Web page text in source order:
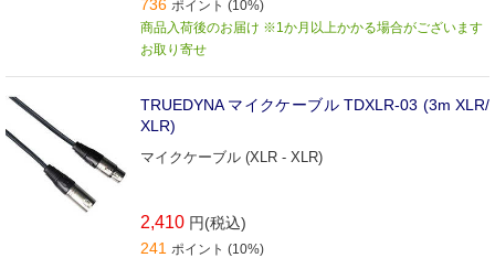
736 ポイント (10%)
商品入荷後のお届け ※1か月以上かかる場合がございます
お取り寄せ
TRUEDYNA マイクケーブル TDXLR-03 (3m XLR/
XLR)
マイクケーブル (XLR - XLR)
2,410 円(税込)
241 ポイント (10%)